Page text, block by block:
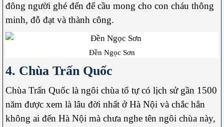
đông người ghé đến để cầu mong cho con cháu thông
minh, đỗ đạt và thành công.
Đền Ngọc Sơn
4. Chùa Trấn Quốc
Chùa Trấn Quốc là ngôi chùa tổ tự có lịch sử gần 1500
năm được xem là lâu đời nhất ở Hà Nội và chắc hẳn
không ai đến Hà Nội mà chưa nghe tên ngôi chùa này,